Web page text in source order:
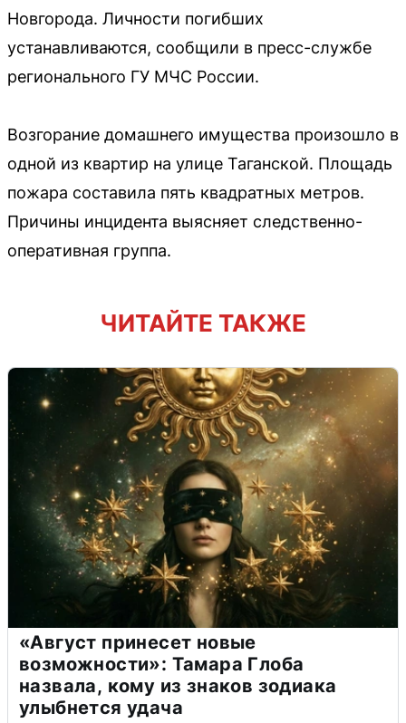
Новгорода. Личности погибших
устанавливаются, сообщили в пресс-службе
регионального ГУ МЧС России.
Возгорание домашнего имущества произошло в
одной из квартир на улице Таганской. Площадь
пожара составила пять квадратных метров.
Причины инцидента выясняет следственно-
оперативная группа.
ЧИТАЙТЕ ТАКЖЕ
«Август принесет новые
возможности»: Тамара Глоба
назвала, кому из знаков зодиака
улыбнется удача